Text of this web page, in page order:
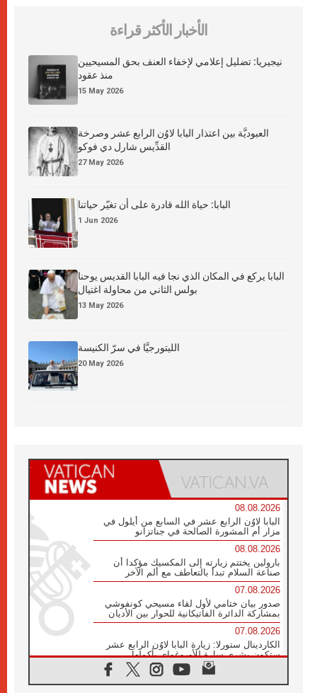
الأخبار الأكثر قراءة
نيجيريا: تضليل إعلامي لإخفاء العنف بحق المسيحيين
منذ عقود
15 May 2026
العبوديَّة بين اعتذار البابا لاوُن الرابع عشر وصرخة
القدِّيس شارل دي فوكو
27 May 2026
البابا: حياة الله قادرة على أن تغيّر حياتنا
1 Jun 2026
البابا يركع في المكان الذي نجا فيه البابا القديس يوحنا
بولس الثاني من محاولة اغتيال
13 May 2026
الليتورجيَّا في سرّ الكنيسة
20 May 2026
08.08.2026
البابا لاوُن الرابع عشر في السابع من أيلول في
مزار أم المشورة الصالحة في جناتزانو
08.08.2026
بارولين يختتم زيارته إلى المكسيك مؤكدا أن
صناعة السلام تبدأ بالتعاطف مع ألم الآخر
07.08.2026
صدور بيان ختامي لأول لقاء مسيحي كونفوشي
بمشاركة الدائرة الفاتيكانية للحوار بين الأديان
07.08.2026
الكاردينال ستورلا: زيارة البابا لاوُن الرابع عشر
ستكون بشرى سارة للأوروغواي بأكملها
الفاتيكان يعلن برنامج الزيارة الرسولية للبابا لاوُن